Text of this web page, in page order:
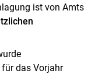
ist von Amts
das Vorjahr